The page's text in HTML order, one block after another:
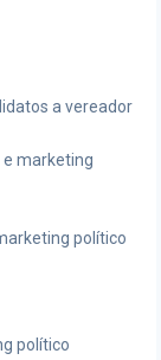
a vereador
e marketing
político
político